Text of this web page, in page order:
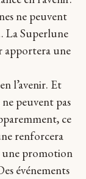
ne peuvent
La Superlune
apportera une
l’avenir. Et
peuvent pas
ce
renforcera
promotion
événements